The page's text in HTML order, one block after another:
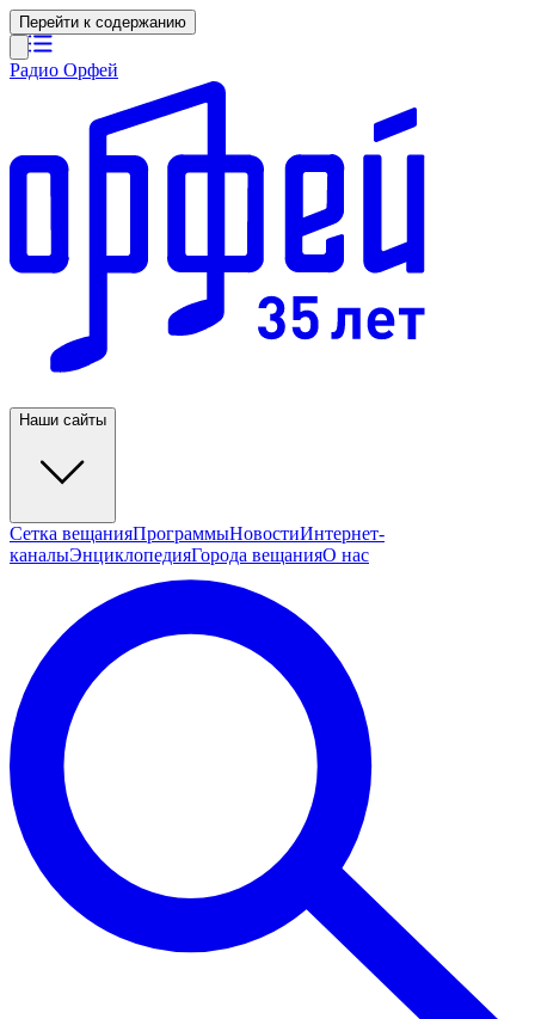
Перейти к содержанию
Радио Орфей
Наши сайты
Сетка вещанияПрограммыНовостиИнтернет-
каналыЭнциклопедияГорода вещанияО нас